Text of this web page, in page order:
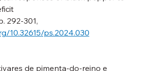
292-301,
10.32615/ps.2024.030
de pimenta-do-reino e